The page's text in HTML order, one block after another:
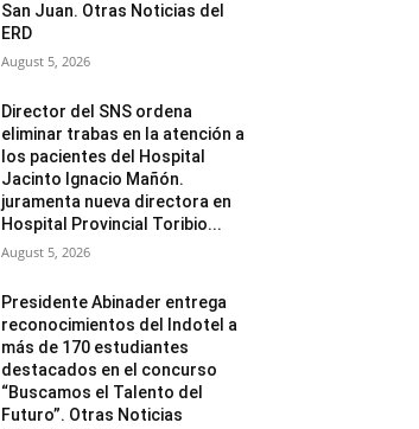
San Juan. Otras Noticias del
ERD
August 5, 2026
Director del SNS ordena
eliminar trabas en la atención a
los pacientes del Hospital
Jacinto Ignacio Mañón.
juramenta nueva directora en
Hospital Provincial Toribio...
August 5, 2026
Presidente Abinader entrega
reconocimientos del Indotel a
más de 170 estudiantes
destacados en el concurso
“Buscamos el Talento del
Futuro”. Otras Noticias